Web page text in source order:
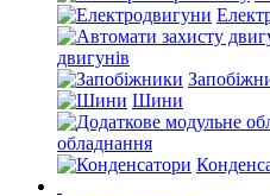
двигунів
Шини
обладнання